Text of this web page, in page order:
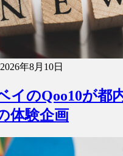
2026年8月10日
イのQoo10が都
体験企画